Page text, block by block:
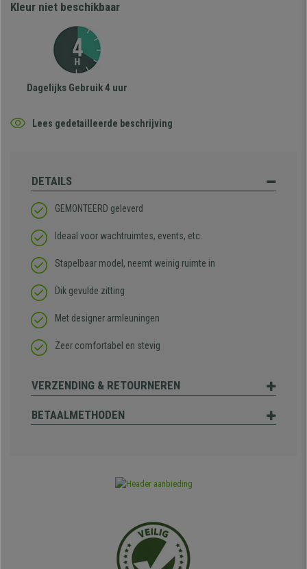
Kleur niet beschikbaar
Dagelijks Gebruik 4 uur
Lees gedetailleerde beschrijving
DETAILS
GEMONTEERD geleverd
Ideaal voor wachtruimtes, events, etc.
Stapelbaar model, neemt weinig ruimte in
Dik gevulde zitting
Met designer armleuningen
Zeer comfortabel en stevig
VERZENDING & RETOURNEREN
BETAALMETHODEN